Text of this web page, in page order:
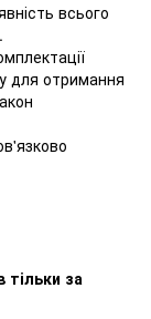
всього
для отримання
тільки за